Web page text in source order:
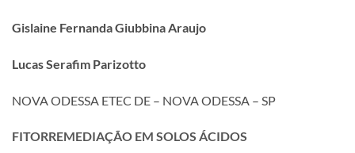
Gislaine Fernanda Giubbina Araujo
Lucas Serafim Parizotto
NOVA ODESSA ETEC DE – NOVA ODESSA – SP
FITORREMEDIAÇÃO EM SOLOS ÁCIDOS